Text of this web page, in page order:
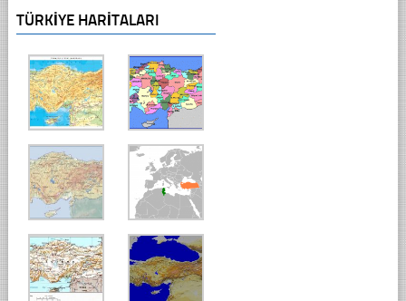
TÜRKIYE HARITALARI